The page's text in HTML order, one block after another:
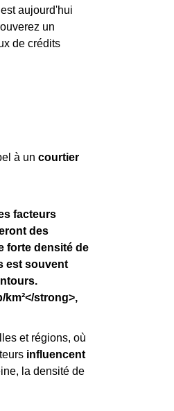
aujourd'hui
un
de crédits
à un courtier
facteurs
des
forte densité de
est souvent
strong>,
et régions, où
influencent
la densité de